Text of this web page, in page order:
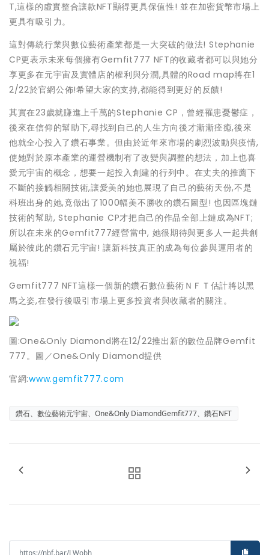
T,這樣的虛實整合讓款NFT顯得更具保值性! 並在加密貨幣市場上
更具有吸引力。
這對傳統行業與數位藝術產業都是一大突破的做法! Stephanie
CP更表示未來每個擁有Gemfit777 NFT的收藏者都可以與她分
享更多在元宇宙及實體店的權利與分潤,具體的Road map將在1
2/22於官網公佈!希望大家的支持,都能得到更好的反饋!
其實在23歲就賺進上千萬的Stephanie CP，曾經罹患憂鬱症，
後來在信仰的幫助下,尋找到自己的人生方向後才漸漸痊癒,後來
他就全心投入了鑽石事業。但由於近年來市場的劇烈波動與疫情,
使她對於原本產業的運營機制有了改變與調整的想法，加上也喜
愛元宇宙的概念，想要一起投入創建的行列中。在丈夫的推薦下
不斷的接觸相關技術,讓愛美的她也展現了自己的藝術天份,不是
科班出身的她,竟做出了1000幅美不勝收的鑽石圖型! 也因區塊鏈
技術的幫助, Stephanie CP才把自己的作品全部上鏈成為NFT;
所以在未來的Gemfit777經營當中, 她很期待與更多人一起共創
屬於彼此的鑽石元宇宙! 讓新科技真正的成為每位參與運用者的
祝福!
Gemfit777 NFT這樣一個新的鑽石數位藝術ＮＦＴ估計將以黑
馬之姿,在發行後吸引市場上更多投資者與收藏者的關注。
圖:One&Only Diamond將在12/22推出新的數位品牌Gemfit
777。圖／One&Only Diamond提供
官網:www.gemfit777.com
鑽石、數位藝術元宇宙、One&Only DiamondGemfit777、鑽石NFT